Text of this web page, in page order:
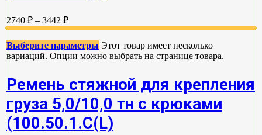
2740 ₽ – 3442 ₽
Выберите параметры Этот товар имеет несколько
вариаций. Опции можно выбрать на странице товара.
Ремень стяжной для крепления
груза 5,0/10,0 тн с крюками
(100.50.1.С(L)